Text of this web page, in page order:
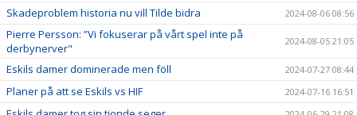
Skadeproblem historia nu vill Tilde bidra 2024-08-06 08:56
Pierre Persson: ”Vi fokuserar på vårt spel inte på
derbynerver"
2024-08-05 21:05
Eskils damer dominerade men föll 2024-07-27 08:44
Planer på att se Eskils vs HIF 2024-07-16 16:51